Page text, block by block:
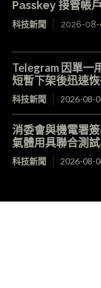
Passkey 接管帳戶
科技新聞 2026-08-
Telegram 因單一
短暫下架後迅速
科技新聞 2026-08-
消委會與機電署
氣體用具聯合測
科技新聞 2026-08-